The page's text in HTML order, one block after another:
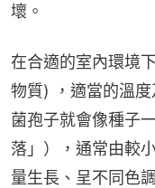
壞。
在合適的室內環境
物質) ，適當的溫
菌孢子就會像種子
落」），通常由較
量生長、呈不同色